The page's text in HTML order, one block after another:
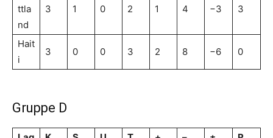
ttla
nd
3 1 0 2 1 4 −3 3
Hait
i
3 0 0 3 2 8 −6 0
Gruppe D